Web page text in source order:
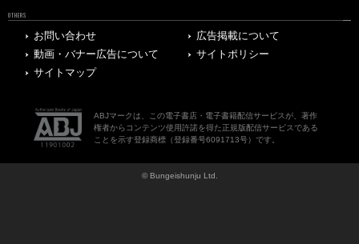
OTHERS
お問い合わせ
広告掲載について
動画・バナー広告について
サイトポリシー
サイトマップ
ABJマークは、この電子書店・電子書籍配信サービスが、著作
権者からコンテンツ使用許諾を得た正規版配信サービスである
ことを示す登録商標（登録番号6091713号）です。
© Bungeishunju Ltd.